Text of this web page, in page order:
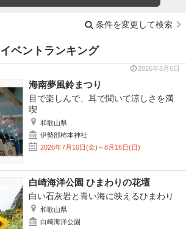
条件を変更して検索
イベントランキング
2026年8月6日
海南夢風鈴まつり
目で楽しんで、耳で聞いて涼しさを満
喫
和歌山県
伊勢部柿本神社
2026年7月10日(金)～8月16日(日)
白崎海洋公園 ひまわりの花壇
白い石灰岩と青い海に映えるひまわり
和歌山県
白崎海洋公園